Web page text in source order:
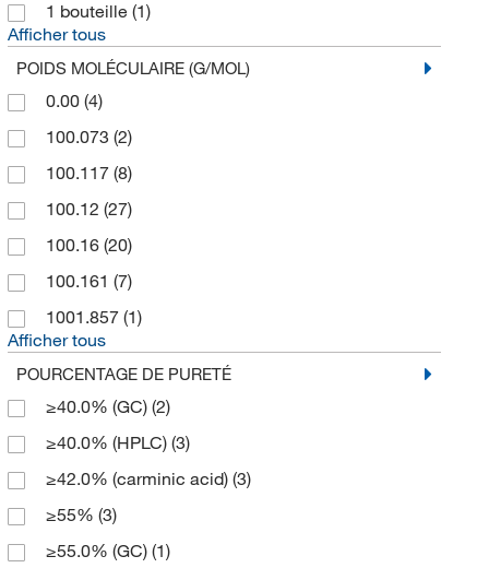
Mopec(118)
MP Biomedicals Inc(320)
Promega Corporation
Ricca Chemical Company
Sigma Aldrich Canada Co Organics Chemicals
Only(2)
Solstice(1)
Spectrum Chemical Mfg Cor
Statlab(204)
TCI America
Technidata(58)
Thermo Fisher Scientific
Thermo Scientific Chemicals
Tocris Bioscience (92)
1 bouteille (1)
Afficher tous
POIDS MOLÉCULAIRE (G/MOL)
0.00 (4)
100.073 (2)
100.117 (8)
100.12 (27)
100.16 (20)
100.161 (7)
1001.857 (1)
Afficher tous
POURCENTAGE DE PURETÉ
≥40.0% (GC) (2)
≥40.0% (HPLC) (3)
≥42.0% (carminic acid) (3)
≥55% (3)
≥55.0% (GC) (1)